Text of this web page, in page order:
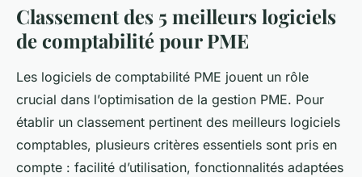
Classement des 5 meilleurs logiciels
de comptabilité pour PME
Les logiciels de comptabilité PME jouent un rôle
crucial dans l’optimisation de la gestion PME. Pour
établir un classement pertinent des meilleurs logiciels
comptables, plusieurs critères essentiels sont pris en
compte : facilité d’utilisation, fonctionnalités adaptées